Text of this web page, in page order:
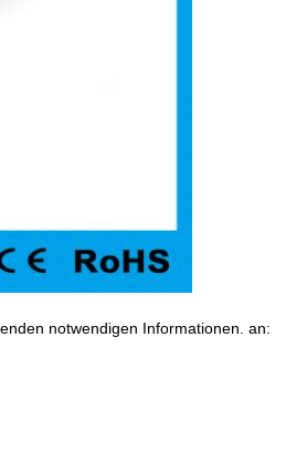
notwendigen Informationen. an: